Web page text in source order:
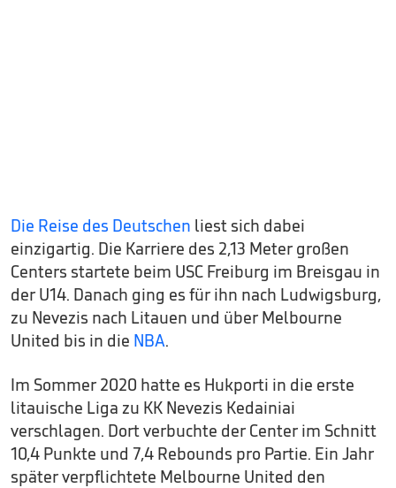
Die Reise des Deutschen liest sich dabei
einzigartig. Die Karriere des 2,13 Meter großen
Centers startete beim USC Freiburg im Breisgau in
der U14. Danach ging es für ihn nach Ludwigsburg,
zu Nevezis nach Litauen und über Melbourne
United bis in die NBA.
Im Sommer 2020 hatte es Hukporti in die erste
litauische Liga zu KK Nevezis Kedainiai
verschlagen. Dort verbuchte der Center im Schnitt
10,4 Punkte und 7,4 Rebounds pro Partie. Ein Jahr
später verpflichtete Melbourne United den